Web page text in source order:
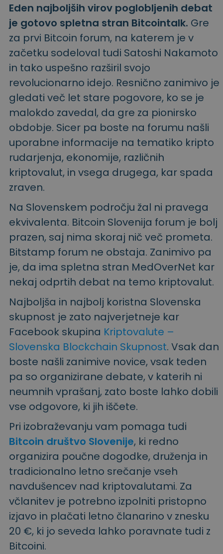
Eden najboljših virov poglobljenih debat
je gotovo spletna stran Bitcointalk. Gre
za prvi Bitcoin forum, na katerem je v
začetku sodeloval tudi Satoshi Nakamoto
in tako uspešno razširil svojo
revolucionarno idejo. Resnično zanimivo je
gledati več let stare pogovore, ko se je
malokdo zavedal, da gre za pionirsko
obdobje. Sicer pa boste na forumu našli
uporabne informacije na tematiko kripto
rudarjenja, ekonomije, različnih
kriptovalut, in vsega drugega, kar spada
zraven.
Na Slovenskem področju žal ni pravega
ekvivalenta. Bitcoin Slovenija forum je bolj
prazen, saj nima skoraj nič več prometa.
Bitstamp forum ne obstaja. Zanimivo pa
je, da ima spletna stran MedOverNet kar
nekaj odprtih debat na temo kriptovalut.
Najboljša in najbolj koristna Slovenska
skupnost je zato najverjetneje kar
Facebook skupina Kriptovalute –
Slovenska Blockchain Skupnost. Vsak dan
boste našli zanimive novice, vsak teden
pa so organizirane debate, v katerih ni
neumnih vprašanj, zato boste lahko dobili
vse odgovore, ki jih iščete.
Pri izobraževanju vam pomaga tudi
Bitcoin društvo Slovenije, ki redno
organizira poučne dogodke, druženja in
tradicionalno letno srečanje vseh
navdušencev nad kriptovalutami. Za
včlanitev je potrebno izpolniti pristopno
izjavo in plačati letno članarino v znesku
20 €, ki jo seveda lahko poravnate tudi z
Bitcoini.